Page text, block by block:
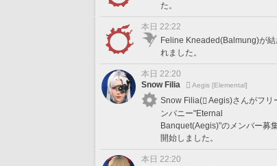
た。
本日 22:22
Feline Kneaded(Balmung)が結
れました。
本日 22:20
Snow Filia
Aegis [Elemental]
Snow Filia(
Aegis)さんがフリ
ンパニー"Eternal
Banquet(Aegis)"のメンバー募
開始しました。
本日 22:20